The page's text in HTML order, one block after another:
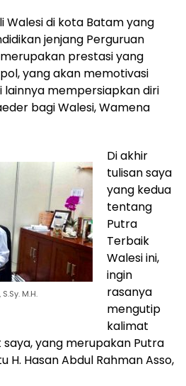
Walesi di kota Batam yang
jenjang Perguruan
prestasi yang
yang akan memotivasi
lainnya mempersiapkan diri
bagi Walesi, Wamena
M.H.
Di akhir
tulisan saya
yang kedua
tentang
Putra
Terbaik
Walesi ini,
ingin
rasanya
mengutip
kalimat
yang merupakan Putra
H. Hasan Abdul Rahman Asso,